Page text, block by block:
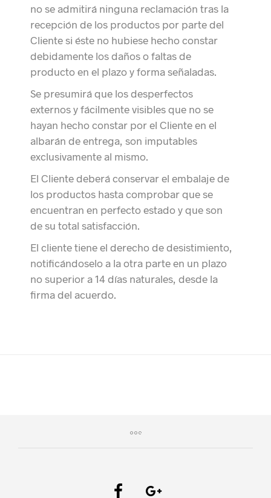
no se admitirá ninguna reclamación tras la
recepción de los productos por parte del
Cliente si éste no hubiese hecho constar
debidamente los daños o faltas de
producto en el plazo y forma señaladas.
Se presumirá que los desperfectos
externos y fácilmente visibles que no se
hayan hecho constar por el Cliente en el
albarán de entrega, son imputables
exclusivamente al mismo.
El Cliente deberá conservar el embalaje de
los productos hasta comprobar que se
encuentran en perfecto estado y que son
de su total satisfacción.
El cliente tiene el derecho de desistimiento,
notificándoselo a la otra parte en un plazo
no superior a 14 días naturales, desde la
firma del acuerdo.